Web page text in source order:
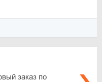
заказ по